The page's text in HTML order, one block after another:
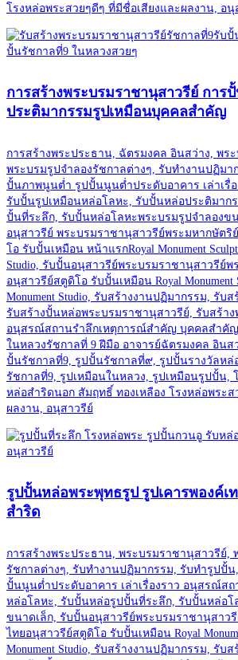
โรงหล่อพระสวยๆดีๆ ที่มีชื่อเสียงและผลงาน, อนุ
การสร้างพระบรมราชานุสาวรีย์ การ
ประติมากรรมรูปเหมือนบุคคลสำคัญ
การสร้างพระประธาน, ฉัตรมงคล อินสว่าง, พร
พระบรมรูปจำลองรัชกาลต่างๆ, รับทำงานปฏิมา
ปั้นภาพนูนต่ำ รูปปั้นนูนต่ำประดับอาคาร เล่าเรื่
รับปั้นรูปเหมือนหล่อโลหะ, รับปั้นหล่อประติมาก
ปั้นที่ระลึก, รับปั้นหล่อโลหะพระบรมรูปจำลองข
อนุสาวรีย์ พระบรมราชานุสาวรีย์พระมหากษัตริ
โอ รับปั้นเหมือน หน้าแรกRoyal Monument
Studio, รับปั้นอนุสาวรีย์พระบรมราชานุสาวรีย์พ
อนุสาวรีย์สตูดิโอ รับปั้นเหมือน Royal Monument
Monument Studio, รับสร้างงานปฏิมากรรม, รับ
รับสร้างปั้นหล่อพระบรมราชานุสาวรีย์, รับสร้าง
อนุสรณ์สถานรำลึกเหตุการณ์สำคัญ บุคคลสำคั
ในหลวงรัชกาลที่ 9 ฝีมือ อาจารย์ฉัตรมงคล อินส
ปั้นรัชกาลที่9, รูปปั้นรัชกาลที่๙, รูปปั้นรางวัลหล่
รัชกาลที่9, รูปเหมือนในหลวง, รูปเหมือนรูปปั้น,
หล่อสำริดนอก สัมฤทธิ์ ทองเหลือง โรงหล่อพระส
ผลงาน, อนุสาวรีย์
รูปปั้นหล่อพระพุทธรูป รูปเคารพองค์เ
สำริด
การสร้างพระประธาน, พระบรมราชานุสาวรีย์,
รัชกาลต่างๆ, รับทำงานปฏิมากรรม, รับทำรูปปั้
ปั้นนูนต่ำประดับอาคาร เล่าเรื่องราว อนุสรณ์ส
หล่อโลหะ, รับปั้นหล่อรูปปั้นที่ระลึก, รับปั้นหล่อโ
ขนาดเล็ก, รับปั้นอนุสาวรีย์พระบรมราชานุสาว
ไทยอนุสาวรีย์สตูดิโอ รับปั้นเหมือน Royal
Monument Studio, รับสร้างงานปฏิมากรรม, รับ